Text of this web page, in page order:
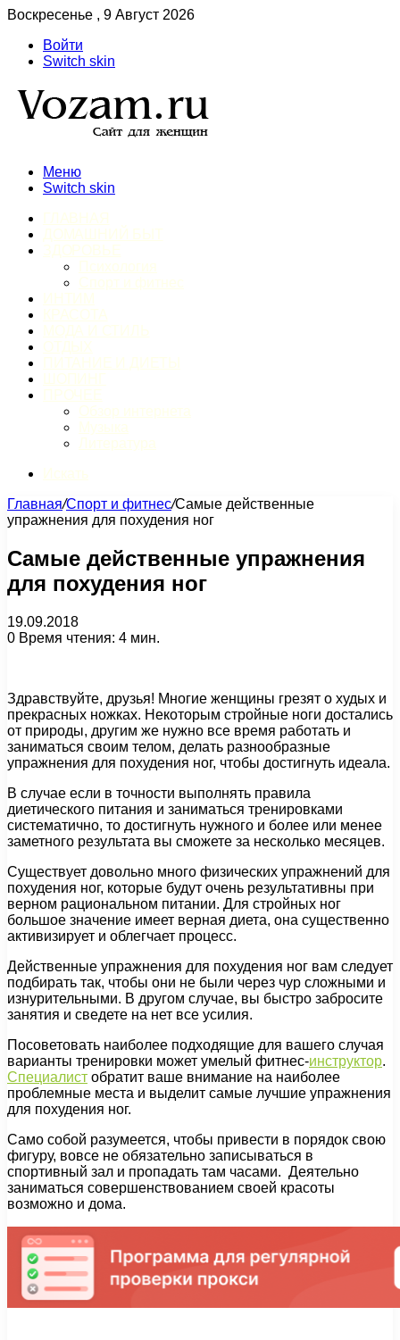
Воскресенье , 9 Август 2026
Войти
Switch skin
Меню
Switch skin
Главная/Спорт и фитнес/Самые действенные
упражнения для похудения ног
Самые действенные упражнения
для похудения ног
19.09.2018
0 Время чтения: 4 мин.
Здравствуйте, друзья! Многие женщины грезят о худых и
прекрасных ножках. Некоторым стройные ноги достались
от природы, другим же нужно все время работать и
заниматься своим телом, делать разнообразные
упражнения для похудения ног, чтобы достигнуть идеала.
В случае если в точности выполнять правила
диетического питания и заниматься тренировками
систематично, то достигнуть нужного и более или менее
заметного результата вы сможете за несколько месяцев.
Существует довольно много физических упражнений для
похудения ног, которые будут очень результативны при
верном рациональном питании. Для стройных ног
большое значение имеет верная диета, она существенно
активизирует и облегчает процесс.
Действенные упражнения для похудения ног вам следует
подбирать так, чтобы они не были через чур сложными и
изнурительными. В другом случае, вы быстро забросите
занятия и сведете на нет все усилия.
Посоветовать наиболее подходящие для вашего случая
варианты тренировки может умелый фитнес-инструктор.
Специалист обратит ваше внимание на наиболее
проблемные места и выделит самые лучшие упражнения
для похудения ног.
Само собой разумеется, чтобы привести в порядок свою
фигуру, вовсе не обязательно записываться в
спортивный зал и пропадать там часами. Деятельно
заниматься совершенствованием своей красоты
возможно и дома.